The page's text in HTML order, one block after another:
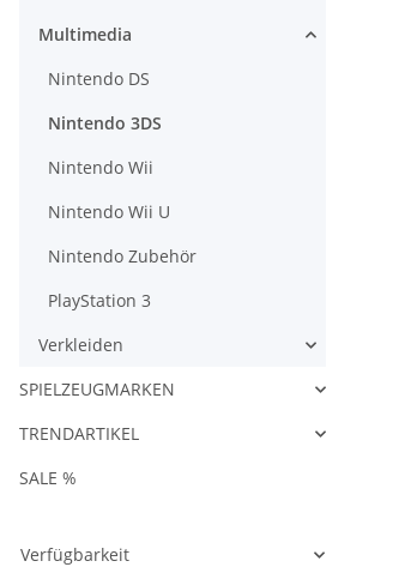
Multimedia
Nintendo DS
Nintendo 3DS
Nintendo Wii
Nintendo Wii U
Nintendo Zubehör
PlayStation 3
Verkleiden
SPIELZEUGMARKEN
TRENDARTIKEL
SALE %
Verfügbarkeit